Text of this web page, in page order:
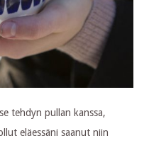
tehdyn pullan kanssa,
eläessäni saanut niin